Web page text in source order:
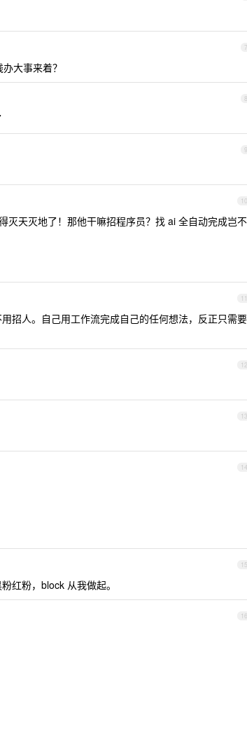
7
大事来着？
8
9
10
灭天灭地了！那他干嘛招程序员？找 ai 全自动完成岂不
11
招人。自己用工作流完成自己的任何想法，反正只需要
12
13
14
15
红粉，block 从我做起。
16